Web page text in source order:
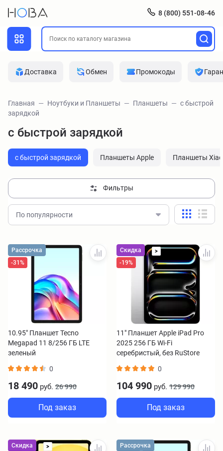
8 (800) 551-08-46
Доставка Обмен Промокоды
Главная Ноутбуки и Планшеты Планшеты
с быстрой
зарядкой
с быстрой зарядкой
с быстрой зарядкой Планшеты Apple Планшеты
Фильтры
По популярности
Рассрочка
-31%
10.95" Планшет Tecno
Megapad 11 8/256 ГБ LTE
зеленый
0
18 490 руб. 26 990
Под заказ
Скидка
>
-19%
11" Планшет Apple iPad Pro
2025 256 ГБ Wi-Fi
серебристый, без RuStore
0
104 990 руб. 129 990
Под заказ
Скидка
>
Рассрочка